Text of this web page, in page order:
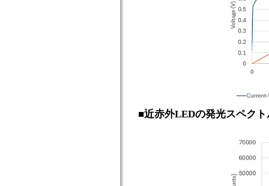
■近赤外LEDの発光スペクト